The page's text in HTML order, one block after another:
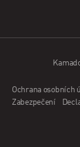
Aplikace
Žádost prodejce
Ochrana osobních
Zabezpečení